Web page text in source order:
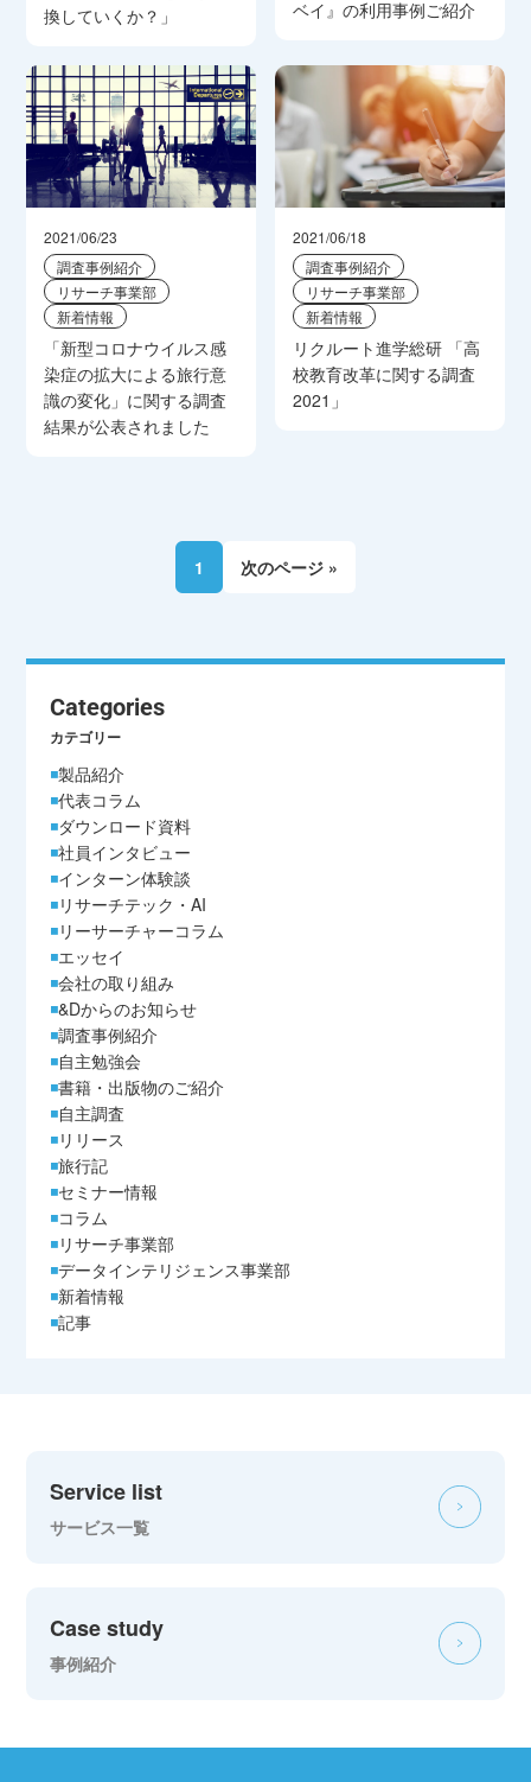
換していくか？」
ベイ』の利用事例ご紹介
2021/06/23
調査事例紹介
リサーチ事業部
新着情報
「新型コロナウイルス感
染症の拡大による旅行意
識の変化」に関する調査
結果が公表されました
2021/06/18
調査事例紹介
リサーチ事業部
新着情報
リクルート進学総研 「高
校教育改革に関する調査
2021」
1 次のページ »
Categories
カテゴリー
製品紹介
代表コラム
ダウンロード資料
社員インタビュー
インターン体験談
リサーチテック・AI
リーサーチャーコラム
エッセイ
会社の取り組み
&Dからのお知らせ
調査事例紹介
自主勉強会
書籍・出版物のご紹介
自主調査
リリース
旅行記
セミナー情報
コラム
リサーチ事業部
データインテリジェンス事業部
新着情報
記事
Service list
サービス一覧
Case study
事例紹介